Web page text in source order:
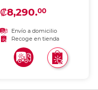
₡8,290.00
Envío a domicilio
Recoge en tienda